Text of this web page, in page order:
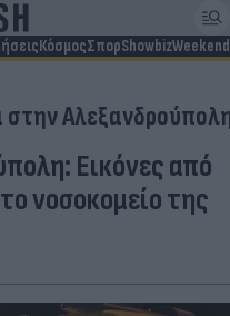
ΚόσμοςΣπορShowbizWeekend
Εικόνες από
νοσοκομείο της